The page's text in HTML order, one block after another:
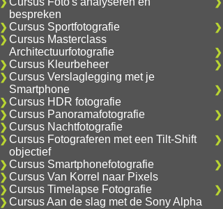
bespreken
Cursus Sportfotografie
Cursus Masterclass
Architectuurfotografie
Cursus Kleurbeheer
Cursus Verslaglegging met je
Smartphone
Cursus HDR fotografie
Cursus Panoramafotografie
Cursus Nachtfotografie
Cursus Fotograferen met een Tilt-Shift
objectief
Cursus Smartphonefotografie
Cursus Van Korrel naar Pixels
Cursus Timelapse Fotografie
Cursus Aan de slag met de Sony Alpha